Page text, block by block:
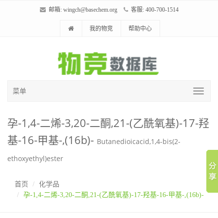
邮箱: wingch@basechem.org 客服: 400-700-1514
我的物竞 帮助中心
菜单
孕-1,4-二烯-3,20-二酮,21-(乙酰氧基)-17-羟
基-16-甲基-,(16b)- Butanedioicacid,1,4-bis(2-
ethoxyethyl)ester
首页
化学品
孕-1,4-二烯-3,20-二酮,21-(乙酰氧基)-17-羟基-16-甲基-,(16b)-